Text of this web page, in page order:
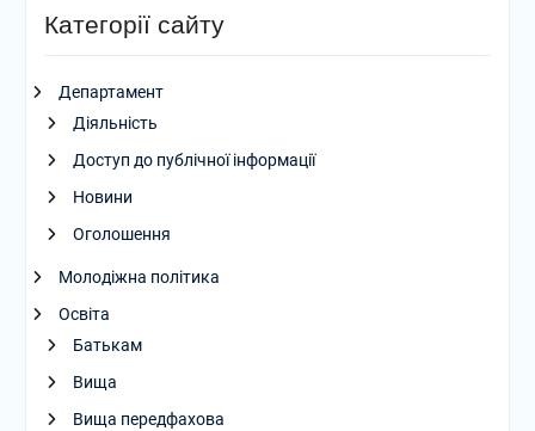
Категорії сайту
Департамент
Діяльність
Доступ до публічної інформації
Новини
Оголошення
Молодіжна політика
Освіта
Батькам
Вища
Вища передфахова